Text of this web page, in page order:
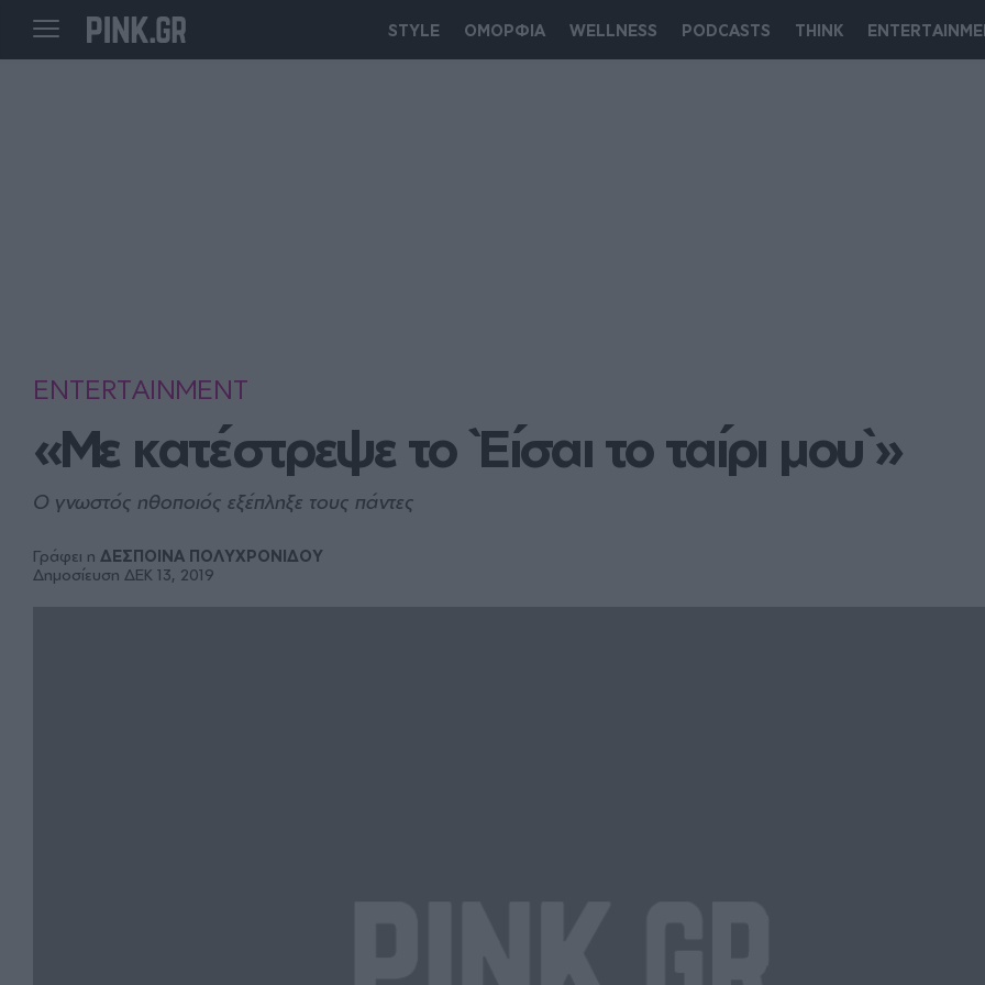
STYLE ΟΜΟΡΦΙΑ WELLNESS PODCASTS THINK
ENTERTAINMENT
«Με κατέστρεψε το `Είσαι το ταίρι μου`»
Ο γνωστός ηθοποιός εξέπληξε τους πάντες
Γράφει η ΔΕΣΠΟΙΝΑ ΠΟΛΥΧΡΟΝΙΔΟΥ
Δημοσίευση ΔΕΚ 13, 2019